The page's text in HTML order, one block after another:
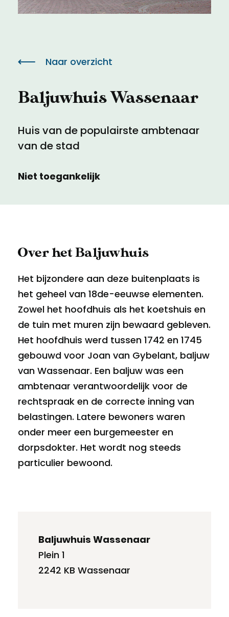
Baljuwhuis Wassenaar
Huis van de populairste ambtenaar
van de stad
Niet toegankelijk
Naar overzicht
Over het Baljuwhuis
Het bijzondere aan deze buitenplaats is
het geheel van 18de-eeuwse elementen.
Zowel het hoofdhuis als het koetshuis en
de tuin met muren zijn bewaard gebleven.
Het hoofdhuis werd tussen 1742 en 1745
gebouwd voor Joan van Gybelant, baljuw
van Wassenaar. Een baljuw was een
ambtenaar verantwoordelijk voor de
rechtspraak en de correcte inning van
belastingen. Latere bewoners waren
onder meer een burgemeester en
dorpsdokter. Het wordt nog steeds
particulier bewoond.
Baljuwhuis Wassenaar
Plein 1
2242 KB Wassenaar